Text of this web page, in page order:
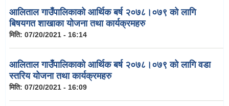
आलिताल गाउँपालिकाको आर्थिक बर्ष २०७८।०७९ को लागि
बिषयगत शाखाका योजना तथा कार्यक्रमहरु
मिति: 07/20/2021 - 16:14
आलिताल गाउँपालिकाको आर्थिक बर्ष २०७८।०७९ को लागि वडा
स्तरिय योजना तथा कार्यक्रमहरु
मिति: 07/20/2021 - 16:09